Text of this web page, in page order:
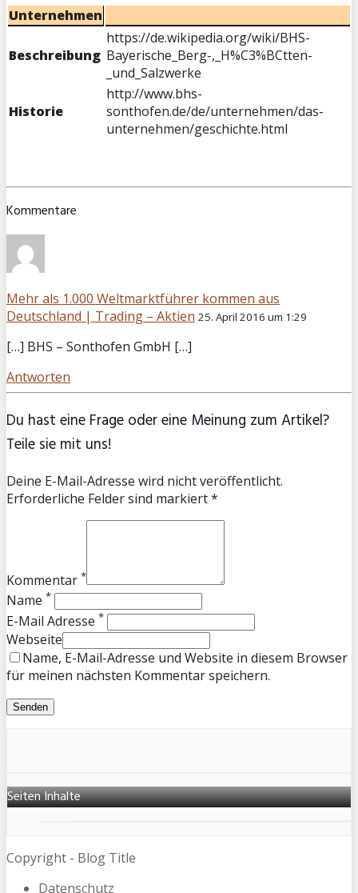
Unternehmen
Beschreibung
https://de.wikipedia.org/wiki/BHS-
Bayerische_Berg-,_H%C3%BCtten-
_und_Salzwerke
Historie
http://www.bhs-
sonthofen.de/de/unternehmen/das-
unternehmen/geschichte.html
Kommentare
Mehr als 1.000 Weltmarktführer kommen aus
Deutschland | Trading – Aktien 25. April 2016 um 1:29
[…] BHS – Sonthofen GmbH […]
Antworten
Du hast eine Frage oder eine Meinung zum Artikel?
Teile sie mit uns!
Deine E-Mail-Adresse wird nicht veröffentlicht.
Erforderliche Felder sind markiert *
Kommentar *
Name *
E-Mail Adresse *
Webseite
Name, E-Mail-Adresse und Website in diesem Browser
für meinen nächsten Kommentar speichern.
Seiten Inhalte
Copyright - Blog Title
Datenschutz